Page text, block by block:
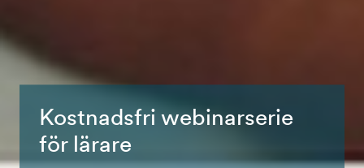
Kostnadsfri webinarserie
för lärare